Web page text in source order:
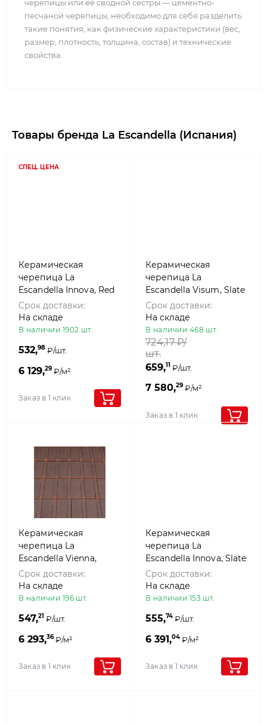
черепицы или ее сводной сестры — цементно-
песчаной черепицы, необходимо для себя разделить
такие понятия, как физические характеристики (вес,
размер, плотность, толщина, состав) и технические
свойства.
Товары бренда La Escandella (Испания)
СПЕЦ. ЦЕНА
Керамическая
черепица La
Escandella Innova, Red
klinker
Срок доставки:
На складе
В наличии 1902 шт.
532,98 ₽/шт.
6 129,29 ₽/м²
Заказ в 1 клик
Керамическая
черепица La
Escandella Visum, Slate
klinker
Срок доставки:
На складе
В наличии 468 шт.
724,17₽/
шт.
659,11 ₽/шт.
7 580,29 ₽/м²
Заказ в 1 клик
Керамическая
черепица La
Escandella Vienna,
Rustic Red klinker
Срок доставки:
На складе
В наличии 196 шт.
547,21 ₽/шт.
6 293,36₽/м²
Заказ в 1 клик
Керамическая
черепица La
Escandella Innova, Slate
klinker
Срок доставки:
На складе
В наличии 153 шт.
555,74 ₽/шт.
6 391,04 ₽/м²
Заказ в 1 клик